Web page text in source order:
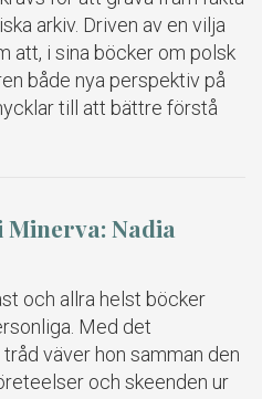
arkiv. Driven av en vilja
att, i sina böcker om polsk
både nya perspektiv på
till att bättre förstå
Minerva: Nadia
och allra helst böcker
Med det
väver hon samman den
och skeenden ur